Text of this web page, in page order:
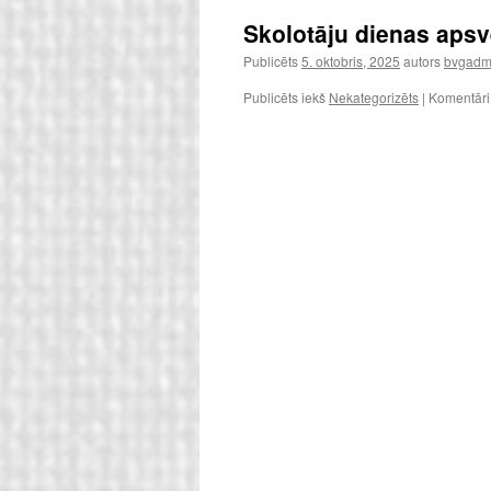
Skolotāju dienas
Publicēts5. oktobris, 2025 autors
Publicēts iekš Nekategorizēts |